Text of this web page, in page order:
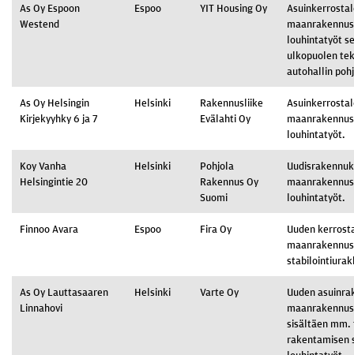
As Oy Espoon
Westend
Espoo YIT Housing Oy
louhintatyöt
ulkopuolen
autohallin
As Oy Helsingin
Kirjekyyhky 6 ja 7
Helsinki
Rakennusliike
Evälahti Oy
louhintatyöt.
Koy Vanha
Helsingintie 20
Helsinki
Pohjola
Rakennus Oy
Suomi
louhintatyöt.
Finnoo Avara Espoo Fira Oy
Uuden
As Oy Lauttasaaren
Linnahovi
Helsinki Varte Oy
Uuden
sisältäen mm.
rakentamisen